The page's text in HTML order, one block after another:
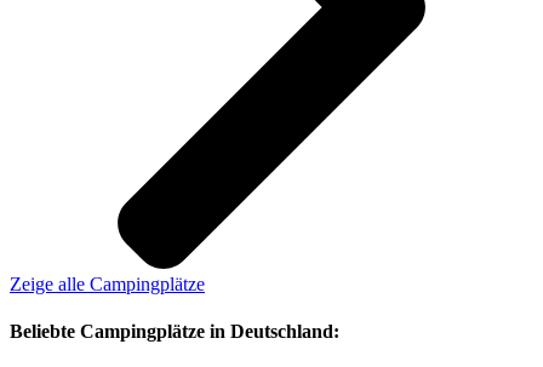
Zeige alle Campingplätze
Beliebte Campingplätze in Deutschland: